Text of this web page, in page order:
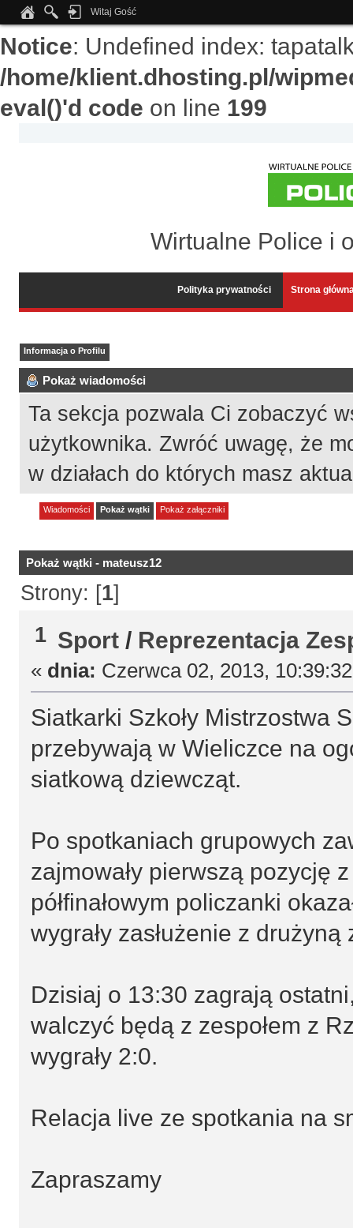
Notice: Undefined index:
/home/klient.dhosting.pl/
eval()'d code on line 199
Witaj Gość
Wirtualne Police i
Polityka prywatności Strona
Informacja o Profilu
Pokaż wiadomości
Ta sekcja pozwala Ci zobaczyć
użytkownika. Zwróć uwagę, że
w działach do których masz
Wiadomości Pokaż wątki Pokaż załączniki
Pokaż wątki - mateusz12
Strony: [1]
1 Sport / Reprezentacja
« dnia: Czerwca 02, 2013,
Siatkarki Szkoły Mistrzostwa
przebywają w Wieliczce na
siatkową dziewcząt.
Po spotkaniach grupowych
zajmowały pierwszą pozycję
półfinałowym policzanki
wygrały zasłużenie z
Dzisiaj o 13:30 zagrają
walczyć będą z zespołem z
wygrały 2:0.
Relacja live ze spotkania na
Zapraszamy